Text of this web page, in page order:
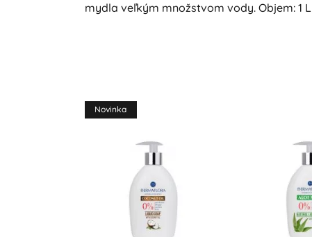
mydla veľkým množstvom vody. Objem: 1 L